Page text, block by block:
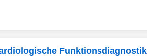
Funktionsdiagnostik